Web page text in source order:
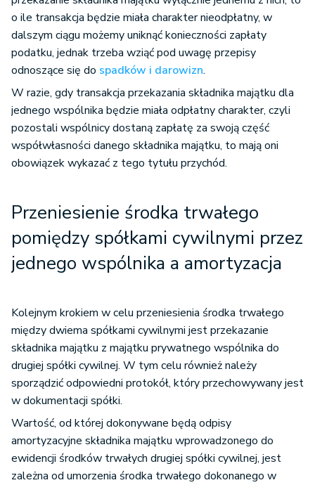
o ile transakcja będzie miała charakter nieodpłatny, w
dalszym ciągu możemy uniknąć konieczności zapłaty
podatku, jednak trzeba wziąć pod uwagę przepisy
odnoszące się do spadków i darowizn.
W razie, gdy transakcja przekazania składnika majątku dla
jednego wspólnika będzie miała odpłatny charakter, czyli
pozostali wspólnicy dostaną zapłatę za swoją część
współwłasności danego składnika majątku, to mają oni
obowiązek wykazać z tego tytułu przychód.
Przeniesienie środka trwałego
pomiędzy spółkami cywilnymi przez
jednego wspólnika a amortyzacja
Kolejnym krokiem w celu przeniesienia środka trwałego
między dwiema spółkami cywilnymi jest przekazanie
składnika majątku z majątku prywatnego wspólnika do
drugiej spółki cywilnej. W tym celu również należy
sporządzić odpowiedni protokół, który przechowywany jest
w dokumentacji spółki.
Wartość, od której dokonywane będą odpisy
amortyzacyjne składnika majątku wprowadzonego do
ewidencji środków trwałych drugiej spółki cywilnej, jest
zależna od umorzenia środka trwałego dokonanego w